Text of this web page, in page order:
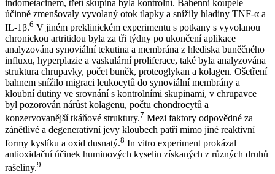
indometacinem, třetí skupina byla kontrolní. Bahenní koupele
účinně zmenšovaly vyvolaný otok tlapky a snížily hladiny TNF-α a
IL-1β.6 V jiném preklinickém experimentu s potkany s vyvolanou
chronickou artritidou byla za tři týdny po ukončení aplikace
analyzována synoviální tekutina a membrána z hlediska buněčného
influxu, hyperplazie a vaskulární proliferace, také byla analyzována
struktura chrupavky, počet buněk, proteoglykan a kolagen. Ošetření
bahnem snížilo migraci leukocytů do synoviální membrány a
kloubní dutiny ve srovnání s kontrolními skupinami, v chrupavce
byl pozorován nárůst kolagenu, počtu chondrocytů a
konzervovanější tkáňové struktury.7 Mezi faktory odpovědné za
zánětlivé a degenerativní jevy kloubech patří mimo jiné reaktivní
formy kyslíku a oxid dusnatý.8 In vitro experiment prokázal
antioxidační účinek huminových kyselin získaných z různých druhů
rašeliny.9